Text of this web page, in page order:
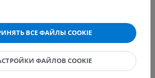
иерархия
2
ВСЕ ФАЙЛЫ COOKIE
ФАЙЛОВ COOKIE